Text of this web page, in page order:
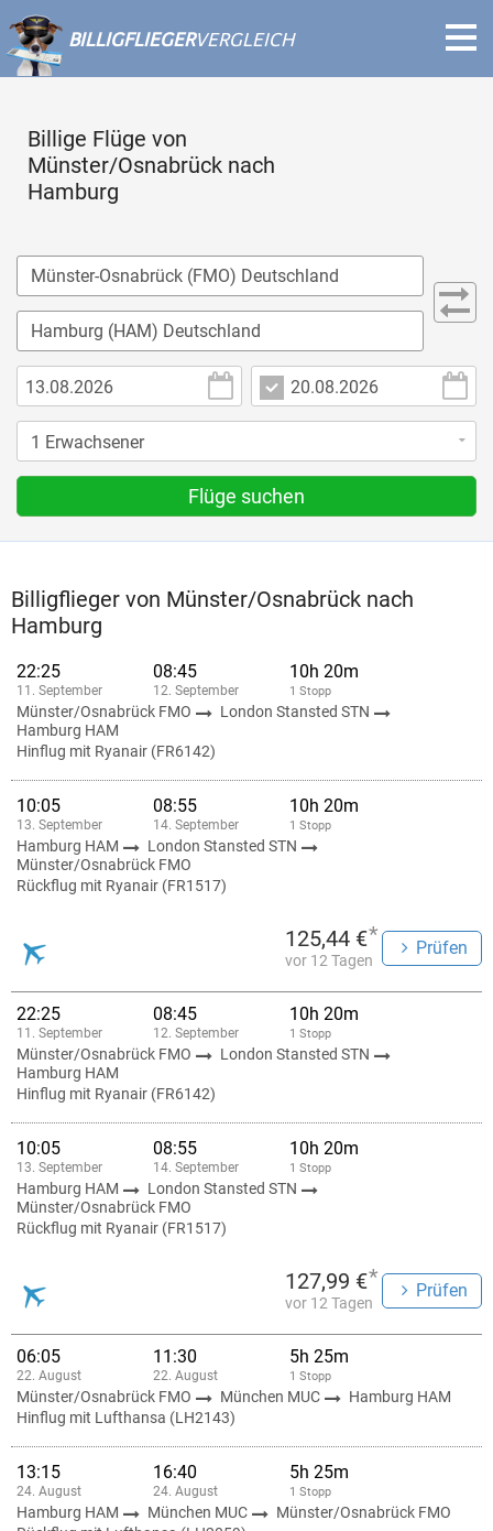
BILLIGFLIEGERVERGLEICH
Billige Flüge von
Münster/Osnabrück nach
Hamburg
Flüge suchen
Billigflieger von Münster/Osnabrück nach
Hamburg
22:25
11. September
08:45
12. September
10h 20m
1 Stopp
Münster/Osnabrück FMO
London Stansted STN
Hamburg HAM
Hinflug mit Ryanair (FR6142)
10:05
13. September
08:55
14. September
10h 20m
1 Stopp
Hamburg HAM
London Stansted STN
Münster/Osnabrück FMO
Rückflug mit Ryanair (FR1517)
125,44 €*
vor 12 Tagen
Prüfen
22:25
11. September
08:45
12. September
10h 20m
1 Stopp
Münster/Osnabrück FMO
London Stansted STN
Hamburg HAM
Hinflug mit Ryanair (FR6142)
10:05
13. September
08:55
14. September
10h 20m
1 Stopp
Hamburg HAM
London Stansted STN
Münster/Osnabrück FMO
Rückflug mit Ryanair (FR1517)
127,99 €*
vor 12 Tagen
Prüfen
06:05
22. August
11:30
22. August
5h 25m
1 Stopp
Münster/Osnabrück FMO München MUC
Hamburg HAM
Hinflug mit Lufthansa (LH2143)
13:15
24. August
16:40
24. August
5h 25m
1 Stopp
Hamburg HAM München MUC
Münster/Osnabrück FMO